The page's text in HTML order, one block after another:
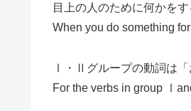
目上の人のために何かを
When you do something
Ⅰ・Ⅱグループの動詞は「
For the verbs in group